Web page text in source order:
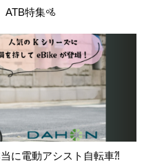
ATB特集🚵
に電動アシスト自転車⁈